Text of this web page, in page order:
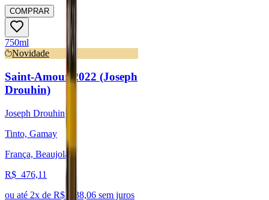
COMPRAR
750ml
Novidade
Saint-Amour 2022 (Joseph
Drouhin)
Joseph Drouhin
Tinto, Gamay
França, Beaujolais
R$ 476,11
ou até 2x de R$ 238,06 sem juros